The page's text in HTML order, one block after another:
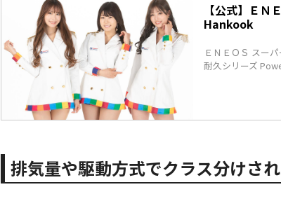
【公式】Ｅ
Hankook
ＥＮＥＯＳ スー
耐久シリーズ
排気量や駆動方式でクラス分けさ